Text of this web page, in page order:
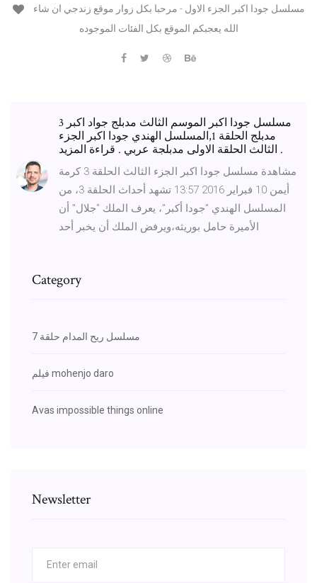
الله يعجبكم الموقع بكل الفئات الموجوده
مسلسل جودا اكبر الموسم الثالث مدبلج جواد اكبر 3
مدبلج الحلقة 1,المسلسل الهندي جودا اكبر الجزء
الثالث الحلقة الاولى مدبلجة عربي . قراءة المزيد .
مشاهدة مسلسل جودا اكبر الجزء الثالث الحلقة 3 كرمة
أيمن 10 فبراير 2016 13:57 تشهد أحداث الحلقة 3، من
المسلسل الهندي "جودا أكبر"، يعرف الملك "جلال" أن
الأميرة حامل بوريثه،ويرفض الملك أن يخبر أحد
Category
مسلسل ريح المدام حلقة 7
فيلم mohenjo daro
Avas impossible things online
Newsletter